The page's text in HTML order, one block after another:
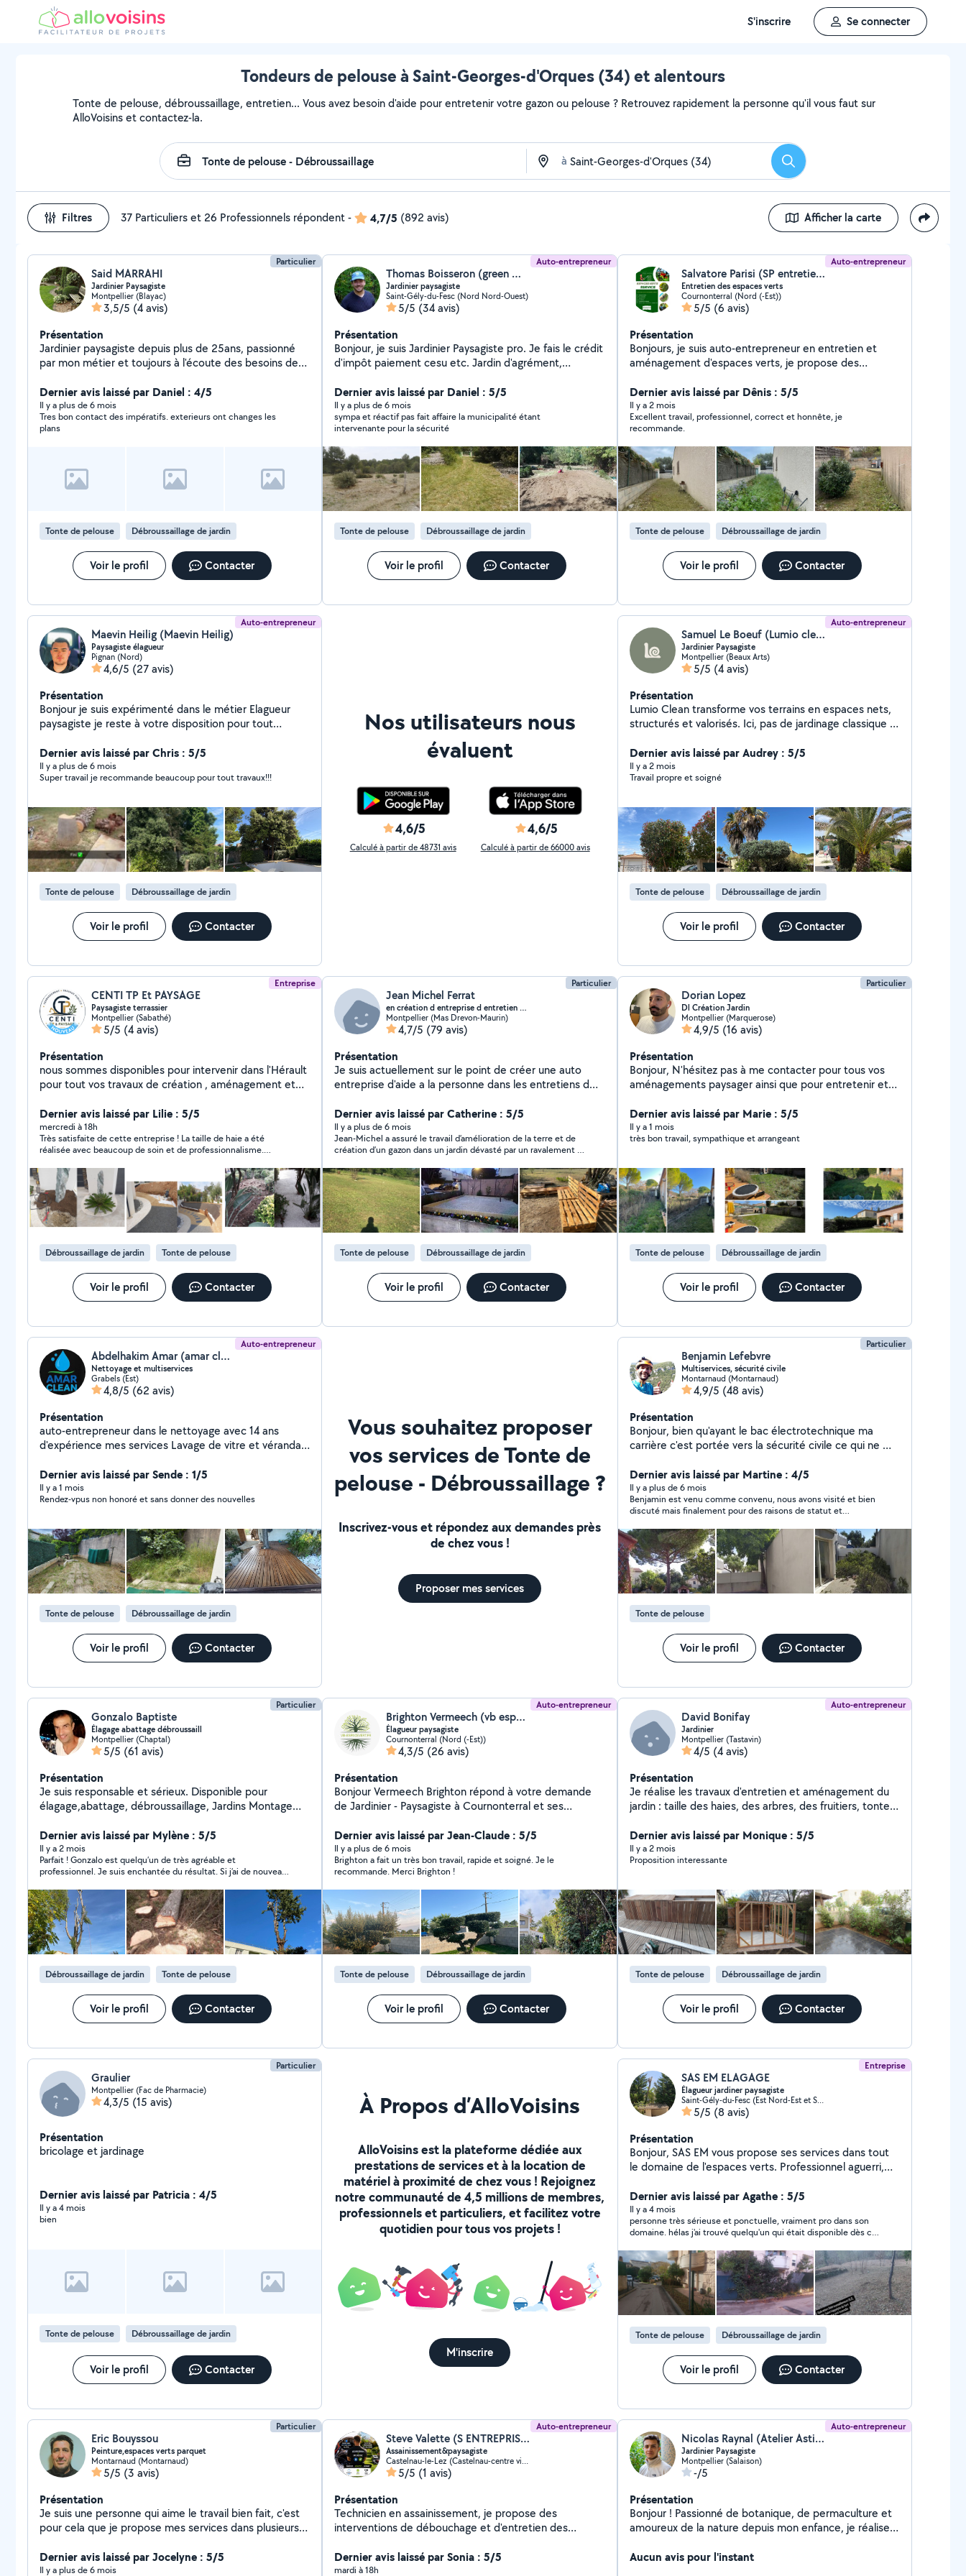
S'inscrire Se connecter
Tondeurs de pelouse à Saint-Georges-d'Orques (34) et alentours
Tonte de pelouse, débroussaillage, entretien... Vous avez besoin d'aide pour entretenir votre gazon ou pelouse ? Retrouvez rapidement la personne qu'il vous faut sur
AlloVoisins et contactez-la.
à Rechercher
Filtres 37 Particuliers et 26 Professionnels répondent- 4,7/5 (892 avis) Afficher la carte
Particulier
Said MARRAHI
Jardinier Paysagiste
Montpellier (Blayac)
3,5/5 (4 avis)
Présentation
Jardinier paysagiste depuis plus de 25ans, passionné
par mon métier et toujours à l'écoute des besoins de
de travaux de jardin: - Entretien régulier (tonte, taille de
haies, désherbage, coupe d'abres ect.) - Création et
aménagement d'espaces verts - Nettoyage de terrain,
élagage, plantations, débrouillage etc. En complément
petits bricolage et réparation diverses. Sérieux et
minutieux, je mets mon savoir-faire à votre service.
conseil, je me déplace volontiers.
Dernier avis laissé par Daniel : 4/5
Il y a plus de 6 mois
Tres bon contact des impératifs. exterieurs ont changes les
plans
Tonte de pelouse Débroussaillage de jardin
Voir le profil Contacter
Auto-entrepreneur
Thomas Boisseron (green magic)
Jardinier paysagiste
Saint-Gély-du-Fesc (Nord Nord-Ouest)
5/5 (34 avis)
Présentation
Bonjour, je suis Jardinier Paysagiste pro. Je fais le crédit
d'impôt paiement cesu etc. Jardin d'agrément,
aucun sercrets pour moi ! Je suis expérimenté et très
bien équipé. Rencontrons nous pour évaluer ensemble
votre besoin !
Dernier avis laissé par Daniel : 5/5
Il y a plus de 6 mois
sympa et réactif pas fait affaire la municipalité étant
intervenante pour la sécurité
Tonte de pelouse Débroussaillage de jardin
Voir le profil Contacter
Auto-entrepreneur
Salvatore Parisi (SP entretien espaces verts)
Entretien des espaces verts
Cournonterral (Nord (-Est))
5/5 (6 avis)
Présentation
Bonjours, je suis auto-entrepreneur en entretien et
aménagement d'espaces verts, je propose des
l'élagage et la création de petits aménagements
extérieurs. Travail soigné, réactif et adapté à vos
besoins. N'hésitez pas à me contacter pour toute
demande. Devis gratuit
Dernier avis laissé par Dênis : 5/5
Il y a 2 mois
Excellent travail, professionnel, correct et honnête, je
recommande.
Tonte de pelouse Débroussaillage de jardin
Voir le profil Contacter
Auto-entrepreneur
Maevin Heilig (Maevin Heilig)
Paysagiste élagueur
Pignan (Nord)
4,6/5 (27 avis)
Présentation
Bonjour je suis expérimenté dans le métier Elagueur
paysagiste je reste à votre disposition pour tout
Dernier avis laissé par Chris : 5/5
Il y a plus de 6 mois
Super travail je recommande beaucoup pour tout travaux!!!
Tonte de pelouse Débroussaillage de jardin
Voir le profil Contacter
Nos utilisateurs nous
évaluent
4,6/5
Calculé à partir de 48731 avis
4,6/5
Calculé à partir de 66000 avis
Auto-entrepreneur
Samuel Le Boeuf (Lumio clean)
Jardinier Paysagiste
Montpellier (Beaux Arts)
5/5 (4 avis)
Présentation
Lumio Clean transforme vos terrains en espaces nets,
structurés et valorisés. Ici, pas de jardinage classique :
visuel clair, propre et durable. Terrains envahis,
extérieurs négligés, zones laissées à l'abandon nous
reprenons le contrôle pour redonner forme et lisibilité à
un véritable espace de vie. Envoyez-nous votre terrain,
on vous montre ce qu'il peut devenir. Instagram :
@lumio.clean
Dernier avis laissé par Audrey : 5/5
Il y a 2 mois
Travail propre et soigné
Tonte de pelouse Débroussaillage de jardin
Voir le profil Contacter
Entreprise
CENTI TP Et PAYSAGE
Paysagiste terrassier
Montpellier (Sabathé)
5/5 (4 avis)
Présentation
nous sommes disponibles pour intervenir dans l'Hérault
pour tout vos travaux de création , aménagement et
extérieurs nous intervenons aussi pour vos
terrassements : piscines , allées , terrasses , petite
maçonnerie
Dernier avis laissé par Lilie : 5/5
mercredi à 18h
Très satisfaite de cette entreprise ! La taille de haie a été
réalisée avec beaucoup de soin et de professionnalisme.
chantier a été laissé parfaitement propre à la fin de
l’intervention, ce qui est très appréciable. Le résultat est
impeccable, mes haies sont magnifiques. Je recommande
cette entreprise sans hésitation et je referai appel à ses
services pour mes prochains travaux de jardinage.
Débroussaillage de jardin Tonte de pelouse
Voir le profil Contacter
Particulier
Jean Michel Ferrat
en création d entreprise d entretien d espace ve..
Montpellier (Mas Drevon-Maurin)
4,7/5 (79 avis)
Présentation
Je suis actuellement sur le point de créer une auto
entreprise d'aide a la personne dans les entretiens d
uniquement, tonte de pelouse tailles de haies,relève
courrier pendant vos vacances.entretien
Dernier avis laissé par Catherine : 5/5
Il y a plus de 6 mois
Jean-Michel a assuré le travail d’amélioration de la terre et de
création d’un gazon dans un jardin dévasté par un ravalement et
palmiers. Il a été très réactif, s’est déplacé pour faire un devis, a
conseillé pour la commande de terre, s’est déplacé pour aller la
récupérer et a fait un travail efficace : le gazon a poussé en une
semaine, les palmiers se portent bien. Le tout avec un rapport
qualité prix imbattable et un travail soigné. J’ai aussi
énormément apprécié ses compétences multiples, sa fiabilité,
sa constance et sa réactivité dans les échanges, l’honnêteté et
la simplicité dans les relations, le fait qu’il puisse venir à 2 pour
les travaux qui le nécessitent. Je ferais appel à lui la prochaine
fois que j’ai un besoin, même dans un autre domaine que le
jardinage car il a plusieurs domaines de savoir-faire. C’est très
précieux !
Tonte de pelouse Débroussaillage de jardin
Voir le profil Contacter
Particulier
Dorian Lopez
Dl Création Jardin
Montpellier (Marquerose)
4,9/5 (16 avis)
Présentation
Bonjour, N'hésitez pas à me contacter pour tous vos
aménagements paysager ainsi que pour entretenir et
l'aménagement de terrasse en appartement avec vue
Dernier avis laissé par Marie : 5/5
Il y a 1 mois
très bon travail, sympathique et arrangeant
Tonte de pelouse Débroussaillage de jardin
Voir le profil Contacter
Auto-entrepreneur
Abdelhakim Amar (amar clean)
Nettoyage et multiservices
Grabels (Est)
4,8/5 (62 avis)
Présentation
auto-entrepreneur dans le nettoyage avec 14 ans
d'expérience mes services Lavage de vitre et véranda
chantier Nettoyage après déménagement Shampoing
moquette Auto Nettoyage intérieur aspiration
Nettoyage siège tapis Rénovation des phares Bricolage
Débroussaillage Paillage Nettoyage Disponible sur
Montpellier et ses alentours
Dernier avis laissé par Sende : 1/5
Il y a 1 mois
Rendez-vpus non honoré et sans donner des nouvelles
Tonte de pelouse Débroussaillage de jardin
Voir le profil Contacter
Vous souhaitez proposer
vos services de Tonte de
pelouse - Débroussaillage ?
Inscrivez-vous et répondez aux demandes près
de chez vous !
Proposer mes services
Particulier
Benjamin Lefebvre
Multiservices, sécurité civile
Montarnaud (Montarnaud)
4,9/5 (48 avis)
Présentation
Bonjour, bien qu'ayant le bac électrotechnique ma
carrière c'est portée vers la sécurité civile ce qui ne m'a
sur des chantiers dans le domaine du gaz ,puis j'ai
rénové en grosse partie ma maison. Je suis assez
perfectionniste et j'aime apprendre constamment tout
ce qui concerne les travaux manuels je suis donc
équipé et compétent sur des chantiers divers du
bâtiment. J'ai parfait mon expérience par de multiples
interventions chez des particuliers. Je ne suis pas
diplômé dans l'entretien d'espace vert mais mon
intérêt dans ce domaine mon rendu compétent dans le
débroussaillage, la taille de haie , l'élagage /abattage et
l'aménagement. Toute cette energie et ma capacité
d'adaptation me permettent de répondre à la majorité
de vos attentes
Dernier avis laissé par Martine : 4/5
Il y a plus de 6 mois
Benjamin est venu comme convenu, nous avons visité et bien
discuté mais finalement pour des raisons de statut et
merci
Tonte de pelouse
Voir le profil Contacter
Particulier
Gonzalo Baptiste
Élagage abattage débroussaill
Montpellier (Chaptal)
5/5 (61 avis)
Présentation
Je suis responsable et sérieux. Disponible pour
élagage,abattage, débroussaillage, Jardins Montage
Outillé
Dernier avis laissé par Mylène : 5/5
Il y a 2 mois
Parfait ! Gonzalo est quelqu’un de très agréable et
professionnel. Je suis enchantée du résultat. Si j’ai de nouveaux
très fortement !
Débroussaillage de jardin Tonte de pelouse
Voir le profil Contacter
Auto-entrepreneur
Brighton Vermeech (vb espace vert)
Élagueur paysagiste
Cournonterral (Nord (-Est))
4,3/5 (26 avis)
Présentation
Bonjour Vermeech Brighton répond à votre demande
de Jardinier - Paysagiste à Cournonterral et ses
dans vos projets de débroussaillage, élagage,
abattage,étêtage, taille de haie, entretien de jardin,
création de jardin, pose de gazon, synthétique etc
n'hésitez pas à me contacter, pour discuter de vos
besoins et obtenir un devis,le déplacement et gratuit.
Dernier avis laissé par Jean-Claude : 5/5
Il y a plus de 6 mois
Brighton a fait un très bon travail, rapide et soigné. Je le
recommande. Merci Brighton !
Tonte de pelouse Débroussaillage de jardin
Voir le profil Contacter
Auto-entrepreneur
David Bonifay
Jardinier
Montpellier (Tastavin)
4/5 (4 avis)
Présentation
Je réalise les travaux d'entretien et aménagement du
jardin : taille des haies, des arbres, des fruitiers, tonte,
cabanons, jardinières. J'effectue tous types de travaux
de bricolage courants et également du nettoyage.
Dernier avis laissé par Monique : 5/5
Il y a 2 mois
Proposition interessante
Tonte de pelouse Débroussaillage de jardin
Voir le profil Contacter
Particulier
Graulier
Montpellier (Fac de Pharmacie)
4,3/5 (15 avis)
Présentation
bricolage et jardinage
Dernier avis laissé par Patricia : 4/5
Il y a 4 mois
bien
Tonte de pelouse Débroussaillage de jardin
Voir le profil Contacter
À Propos d’AlloVoisins
AlloVoisins est la plateforme dédiée aux
prestations de services et à la location de
matériel à proximité de chez vous ! Rejoignez
notre communauté de 4,5 millions de membres,
professionnels et particuliers, et facilitez votre
quotidien pour tous vos projets !
M'inscrire
Entreprise
SAS EM ELAGAGE
Élagueur jardiner paysagiste
Saint-Gély-du-Fesc (Est Nord-Est et Sud-Est)
5/5 (8 avis)
Présentation
Bonjour, SAS EM vous propose ses services dans tout
le domaine de l'espaces verts. Professionnel aguerri,
projets. -Elagage d'entretien ou de prévention aux
risques -Abattage de toutes tailles, en rétention si
danger à proximité, nacelle à voir si nécessaire. -
Cerclage de palmier. -Entretien parc, jardin, forêt et
terrain -Debroussaillage ronce, herbes hautes, friche -
Tonte avec tracteur autoporté -Taille de haie -
Debroussaillement OLD( études anti feu pour protéger
vos bâtiments, maisons, terrains etc..) -Création de
treille -Toiture végétalisé -Gestion des végétaux,
possibilité de broyé avec broyeur autotractée pour les
accès les plus difficiles -Bucheronnage -Interventions
d'urgence à toutes heures. Et bien plus encore.
Couverts avec une responsabilité civile professionnelle.
Aucune surprise. Vous pouvez bénéficier d'un crédit
Dernier avis laissé par Agathe : 5/5
Il y a 4 mois
personne très sérieuse et ponctuelle, vraiment pro dans son
domaine. hélas j'ai trouvé quelqu'un qui était disponible dès ce
Tonte de pelouse Débroussaillage de jardin
Voir le profil Contacter
Particulier
Eric Bouyssou
Peinture,espaces verts parquet
Montarnaud (Montarnaud)
5/5 (3 avis)
Présentation
Je suis une personne qui aime le travail bien fait, c'est
pour cela que je propose mes services dans plusieurs
Dernier avis laissé par Jocelyne : 5/5
Il y a plus de 6 mois
Auto-entrepreneur
Steve Valette (S ENTREPRISE)
Assainissement&paysagiste
Castelnau-le-Lez (Castelnau-centre ville)
5/5 (1 avis)
Présentation
Technicien en assainissement, je propose des
interventions de débouchage et d'entretien des
complément, je réalise également des travaux de
paysagisme et d'entretien des espaces verts. Travail
Dernier avis laissé par Sonia : 5/5
mardi à 18h
Auto-entrepreneur
Nicolas Raynal (Atelier Astier Raynal)
Jardinier Paysagiste
Montpellier (Salaison)
-/5
Présentation
Bonjour ! Passionné de botanique, de permaculture et
amoureux de la nature depuis mon enfance, je réalise
d'aménagement paysagers. => Taille / Débroussaillage /
Aucun avis pour l'instant